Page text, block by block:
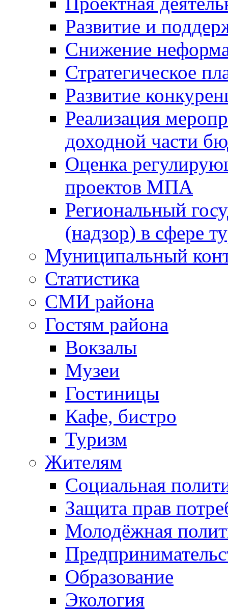
Развитие и
Снижение
Стратегическое
Развитие
Реализация
доходной части
Оценка
проектов МПА
Региональный
(надзор) в сфере
Муниципальный
Статистика
СМИ района
Гостям района
Вокзалы
Музеи
Гостиницы
Кафе, бистро
Туризм
Жителям
Социальная
Защита прав
Молодёжная
Образование
Экология